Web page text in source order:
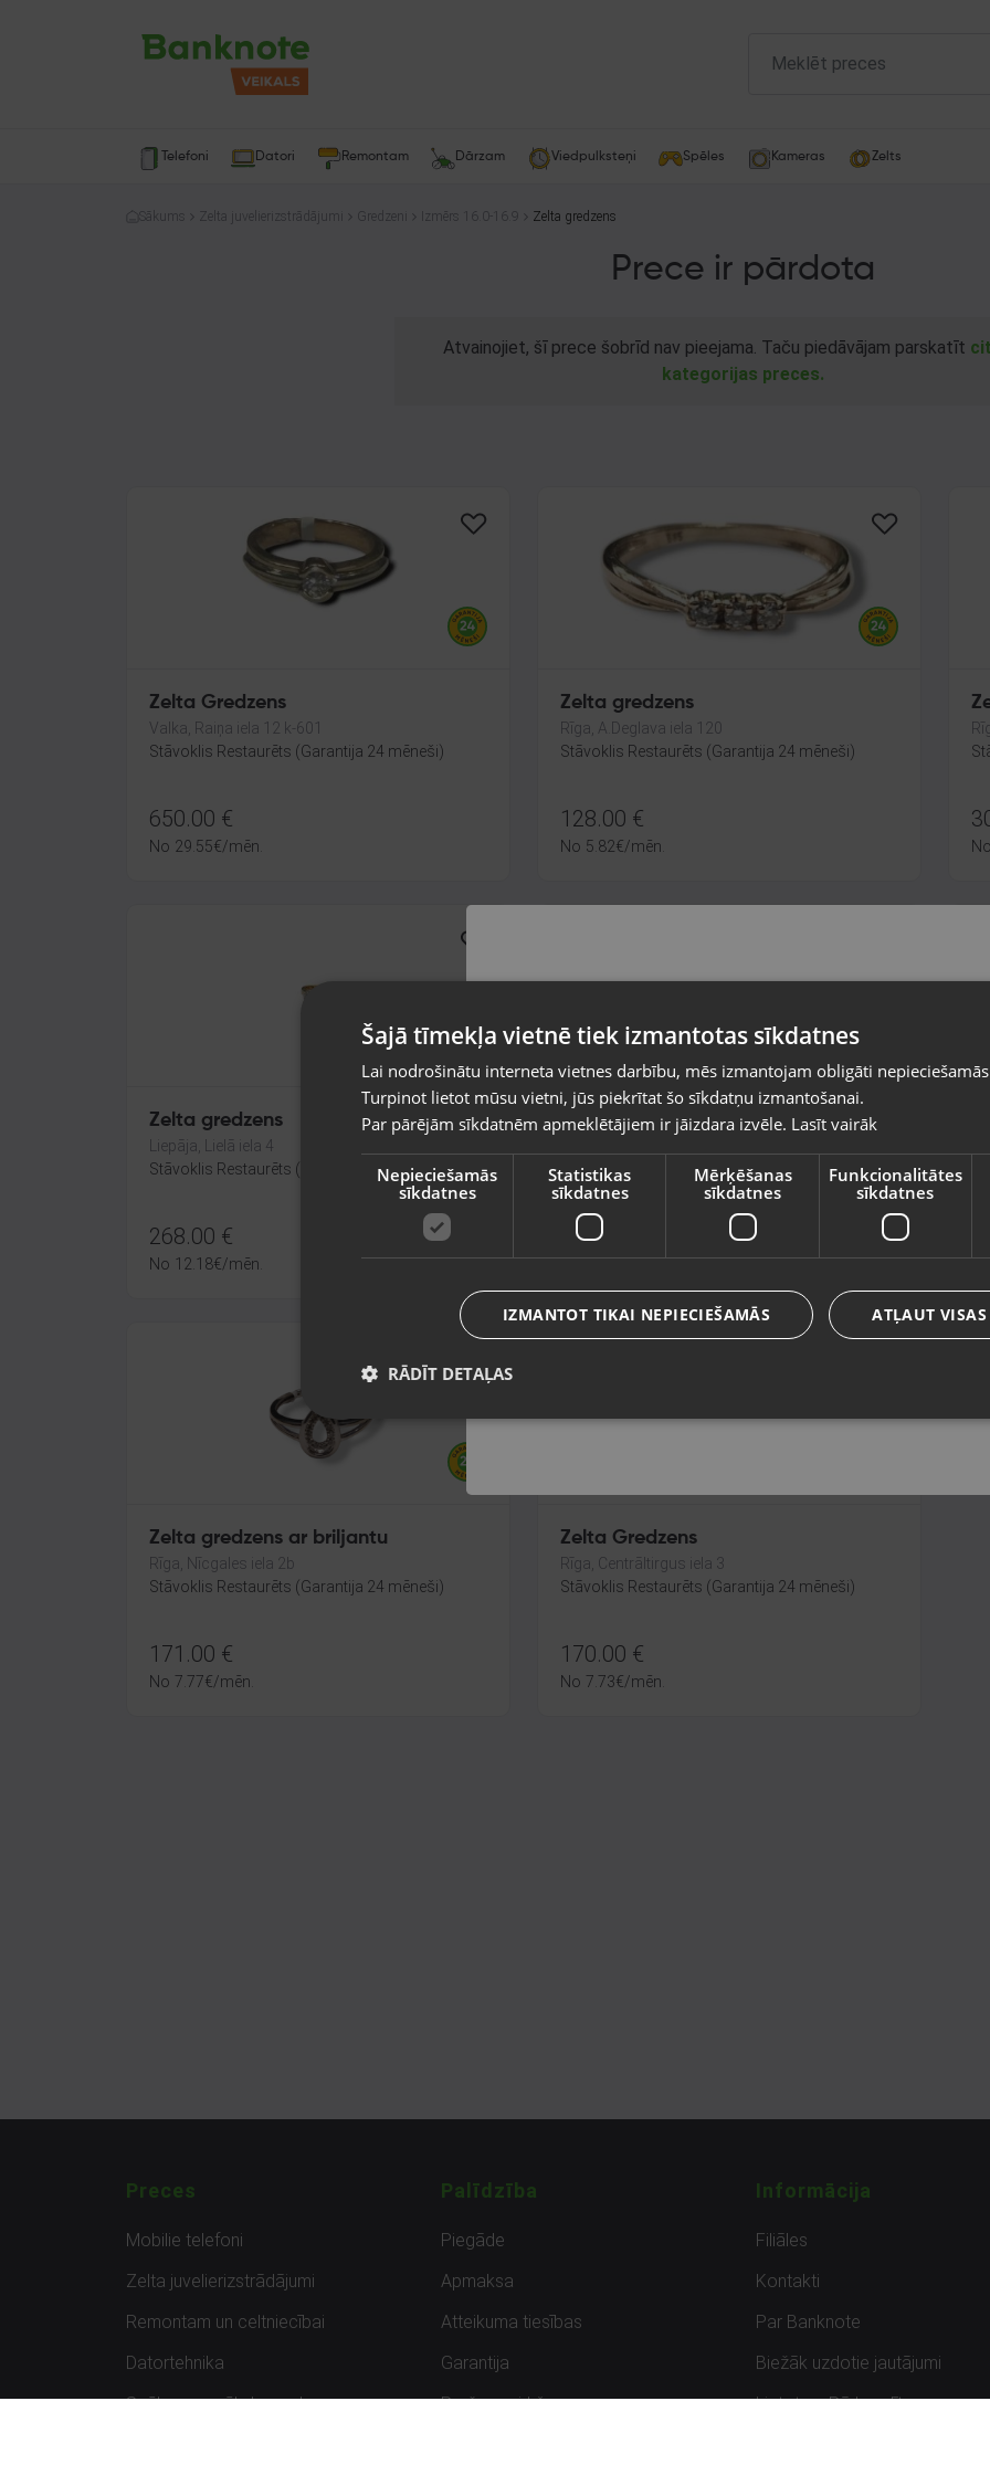
Telefoni Datori Remontam Dārzam Viedpulksteņi Spēles Kameras Zelts
Sākums Zelta juvelierizstrādājumi Gredzeni Izmērs 16.0-16.9 Zelta gredzens
Prece ir pārdota
Atvainojiet, šī prece šobrīd nav pieejama. Taču piedāvājam parskatīt
kategorijas preces.
Zelta Gredzens
Valka, Raiņa iela 12 k-601
Stāvoklis Restaurēts (Garantija 24 mēneši)
650.00 €
No 29.55€/mēn.
Zelta gredzens
Rīga, A.Deglava iela 120
Stāvoklis Restaurēts (Garantija 24 mēneši)
128.00 €
No 5.82€/mēn. No
Zelta gredzens
Liepāja, Lielā iela 4
Stāvoklis Restaurēts (Garantija 24 mēneši)
268.00 €
No 12.18€/mēn.
Zelta Gredzens
Stāvoklis Restaurēts (Garantija 24 mēneši)
325.00
No 14.78€/mēn.
Zelta gredzens ar briljantu
Rīga, Nīcgales iela 2b
Stāvoklis Restaurēts (Garantija 24 mēneši)
171.00 €
No 7.77€/mēn.
Zelta Gredzens
Rīga, Centrāltirgus iela 3
Stāvoklis Restaurēts (Garantija 24 mēneši)
170.00 €
No 7.73€/mēn.
Preces
Mobilie telefoni
Zelta juvelierizstrādājumi
Remontam un celtniecībai
Datortehnika
Spēles un spēļu konsoles
Palīdzība
Piegāde
Apmaksa
Atteikuma tiesības
Garantija
Preču uzpirkšana
Informācija
Filiāles
Kontakti
Par Banknote
Biežāk uzdotie jautājumi
Lietots – Pārbaudīts
valsti
Vietnes saturs būs attēlots izvēlētajā valodā
Valsts
Valoda
Latviešu / Latvian
Šajā tīmekļa vietnē tiek izmantotas sīkdatnes
Lai nodrošinātu interneta vietnes darbību, mēs izmantojam obligāti
Turpinot lietot mūsu vietni, jūs piekrītat šo sīkdatņu izmantošanai.
Par pārējām sīkdatnēm apmeklētājiem ir jāizdara izvēle. Lasīt vairāk
Nepieciešamās
sīkdatnes
Statistikas
sīkdatnes
Mērķēšanas
sīkdatnes
Funkcionalitātes
sīkdatnes
ATĻAUT
IZMANTOT TIKAI NEPIECIEŠAMĀS
RĀDĪT DETAĻAS